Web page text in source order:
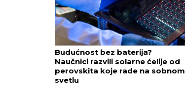
Budućnost bez baterija?
Naučnici razvili solarne ćelije od
perovskita koje rade na sobnom
svetlu